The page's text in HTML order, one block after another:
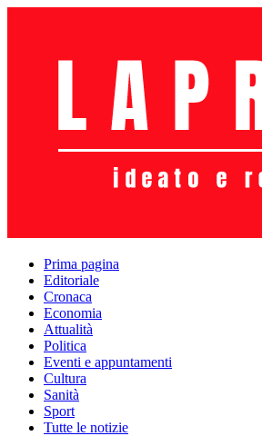
Prima pagina
Editoriale
Cronaca
Economia
Attualità
Politica
Eventi e appuntamenti
Cultura
Sanità
Sport
Tutte le notizie